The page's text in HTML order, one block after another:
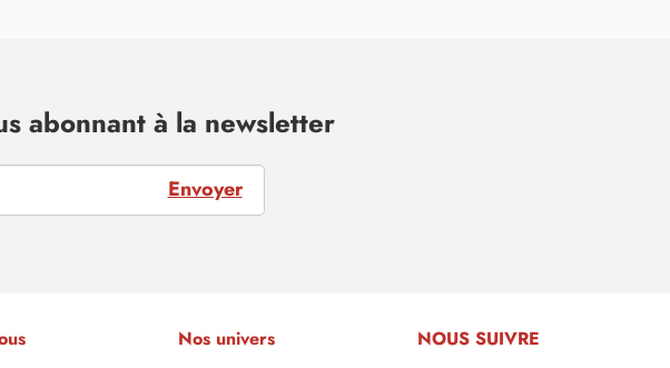
abonnant à la newsletter
Envoyer
Nos univers NOUS SUIVRE